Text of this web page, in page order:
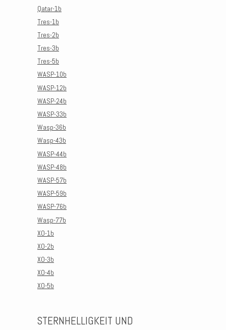
Qatar-1b
Tres-1b
Tres-2b
Tres-3b
Tres-5b
WASP-10b
WASP-12b
WASP-24b
WASP-33b
Wasp-36b
Wasp-43b
WASP-44b
WASP-48b
WASP-57b
WASP-59b
WASP-76b
Wasp-77b
XO-1b
XO-2b
XO-3b
XO-4b
XO-5b
STERNHELLIGKEIT UND